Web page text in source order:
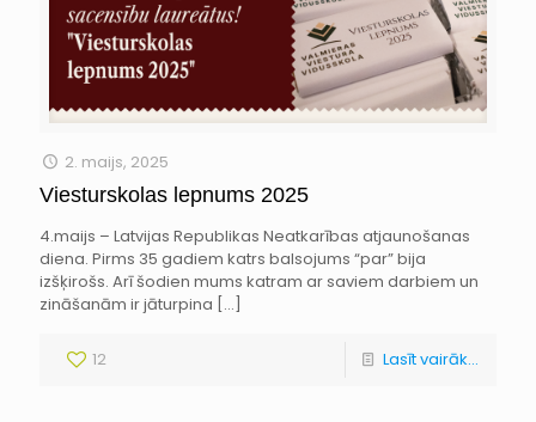
2. maijs, 2025
Viesturskolas lepnums 2025
4.maijs – Latvijas Republikas Neatkarības atjaunošanas
diena. Pirms 35 gadiem katrs balsojums “par” bija
izšķirošs. Arī šodien mums katram ar saviem darbiem un
zināšanām ir jāturpina […]
12 Lasīt vairāk...